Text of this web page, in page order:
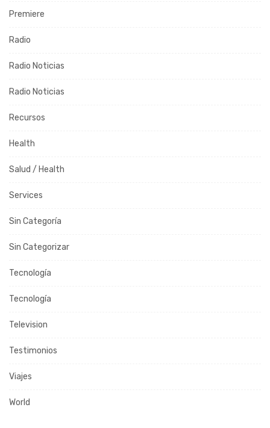
Premiere
Radio
Radio Noticias
Radio Noticias
Recursos
Health
Salud / Health
Services
Sin Categoría
Sin Categorizar
Tecnología
Tecnología
Television
Testimonios
Viajes
World